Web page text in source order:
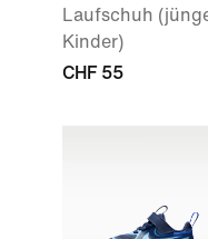
Laufschuh
Kinder)
CHF 55